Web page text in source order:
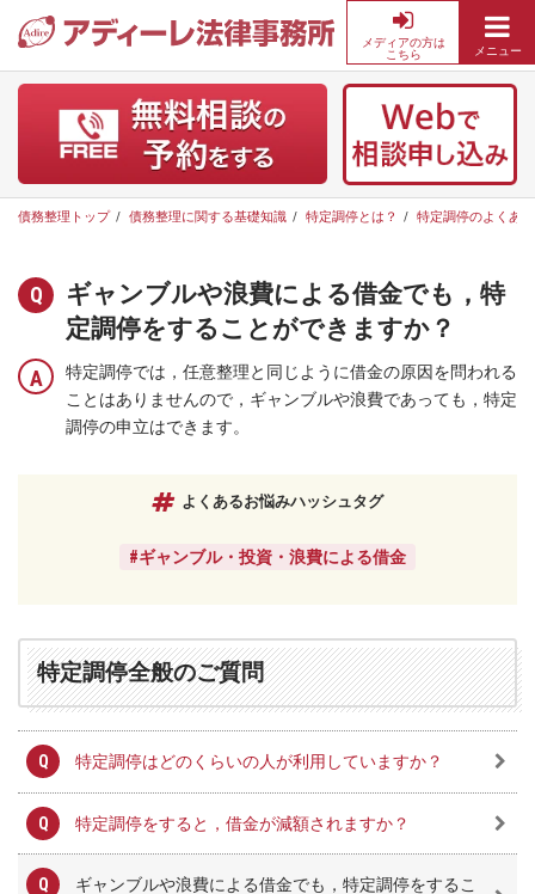
務
金
返
の
無
相
談
律
事
務
メディアの方は
こちら
メニュー
債務整理トップ 債務整理に関する基礎知識 特定調停とは？ 特定調停のよくあ
ギャンブルや浪費による借金でも，特
定調停をすることができますか？
特定調停では，任意整理と同じように借金の原因を問われる
ことはありませんので，ギャンブルや浪費であっても，特定
調停の申立はできます。
よくあるお悩みハッシュタグ
#ギャンブル・投資・浪費による借金
特定調停全般のご質問
特定調停はどのくらいの人が利用していますか？
特定調停をすると，借金が減額されますか？
ギャンブルや浪費による借金でも，特定調停をするこ